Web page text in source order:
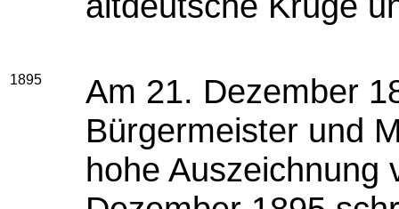
1895
Am 21. Dezember
Bürgermeister und
hohe Auszeichnung